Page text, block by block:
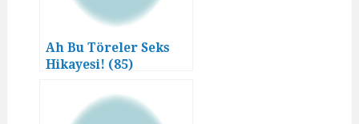
Ah Bu Töreler Seks
Hikayesi! (85)